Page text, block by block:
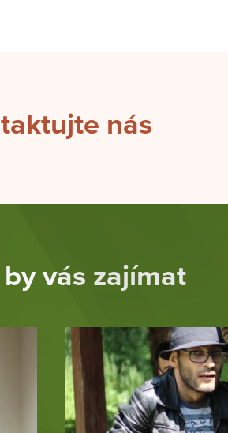
nás
vás zajímat